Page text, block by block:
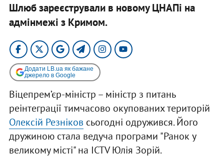
Шлюб зареєстрували в новому ЦНАПі на
адмінмежі з Кримом.
Додати LB.ua як бажане
джерело в Google
Віцепрем’єр-міністр – міністр з питань
реінтеграції тимчасово окупованих територій
Олексій Резніков сьогодні одружився. Його
дружиною стала ведуча програми "Ранок у
великому місті" на ICTV Юлія Зорій.